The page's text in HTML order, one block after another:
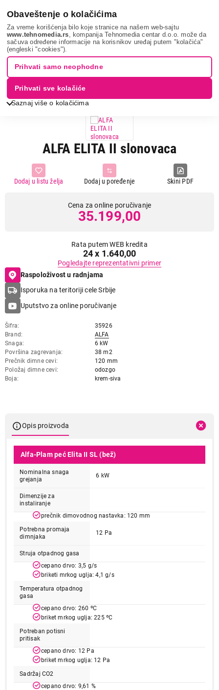
Obaveštenje o kolačićima
Za vreme korišćenja bilo koje stranice na našem web-sajtu
www.tehnomedia.rs , kompanija Tehnomedia centar d.o.o. može da
sačuva određene informacije na korisnikov uređaj putem "kolačića"
(engleski "cookies").
Saznaj više o kolačićima
Prihvati samo neophodne
Prihvati sve kolačiće
Grejanje i hlađenje Šporeti na čvrsto gorivo
Peći na drva i
pelet
Alfa elita ii s...
ALFA ELITA II slonovaca
Skini PDF
Dodaj u poređenje
Dodaj u listu želja
Cena za online poručivanje
35.199,00
Rata putem WEB kredita
24 x 1.640,00
Pogledajte reprezentativni primer
Raspoloživost u radnjama
Isporuka na teritoriji cele Srbije
Uputstvo za online poručivanje
Šifra
35926
Brand
ALFA
Snaga
6 kW
Površina zagrevanja
38 m2
Prečnik dimne cevi
120 mm
Položaj dimne cevi
odozgo
Boja
krem-siva
Opis proizvoda
Alfa-Plam peć Elita II SL (bež)
Nominalna snaga
grejanja
6 kW
Dimenzije za
instaliranje
prečnik dimovodnog nastavka: 120 mm
Potrebna promaja
dimnjaka
12 Pa
Struja otpadnog gasa
cepano drvo: 3,5 g/s
briketi mrkog uglja: 4,1 g/s
Temperatura otpadnog
gasa
cepano drvo: 260 ºC
briket mrkog uglja: 225 ºC
Potreban potisni
pritisak
cepano drvo: 12 Pa
briket mrkog uglja: 12 Pa
Sadržaj CO2
cepano drvo: 9,61 %